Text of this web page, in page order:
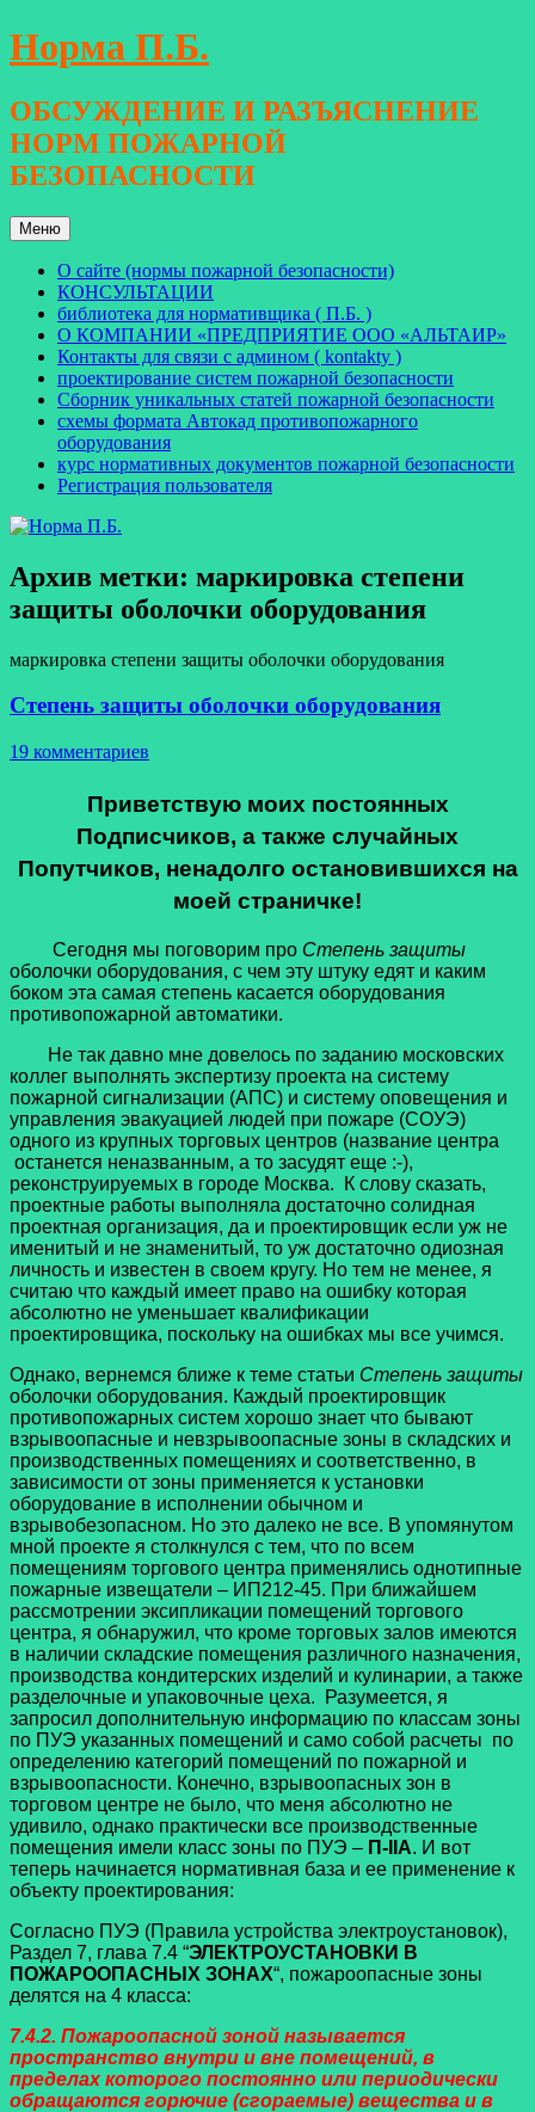
Перейти
к
Норма П.Б.
ОБСУЖДЕНИЕ И РАЗЪЯСНЕНИЕ
НОРМ ПОЖАРНОЙ
БЕЗОПАСНОСТИ
Меню
О сайте (нормы пожарной безопасности)
КОНСУЛЬТАЦИИ
библиотека для нормативщика ( П.Б. )
О КОМПАНИИ «ПРЕДПРИЯТИЕ ООО «АЛЬТАИР»
Контакты для связи с админом ( kontakty )
проектирование систем пожарной безопасности
Сборник уникальных статей пожарной безопасности
схемы формата Автокад противопожарного
оборудования
курс нормативных документов пожарной безопасности
Регистрация пользователя
Архив метки: маркировка степени
защиты оболочки оборудования
маркировка степени защиты оболочки оборудования
Степень защиты оболочки оборудования
19 комментариев
Приветствую моих постоянных
Подписчиков, а также случайных
Попутчиков, ненадолго остановившихся на
моей страничке!
Сегодня мы поговорим про Степень защиты
оболочки оборудования, с чем эту штуку едят и каким
боком эта самая степень касается оборудования
противопожарной автоматики.
Не так давно мне довелось по заданию московских
коллег выполнять экспертизу проекта на систему
пожарной сигнализации (АПС) и систему оповещения и
управления эвакуацией людей при пожаре (СОУЭ)
одного из крупных торговых центров (название центра
останется неназванным, а то засудят еще :-),
реконструируемых в городе Москва. К слову сказать,
проектные работы выполняла достаточно солидная
проектная организация, да и проектировщик если уж не
именитый и не знаменитый, то уж достаточно одиозная
личность и известен в своем кругу. Но тем не менее, я
считаю что каждый имеет право на ошибку которая
абсолютно не уменьшает квалификации
проектировщика, поскольку на ошибках мы все учимся.
Однако, вернемся ближе к теме статьи Степень защиты
оболочки оборудования. Каждый проектировщик
противопожарных систем хорошо знает что бывают
взрывоопасные и невзрывоопасные зоны в складских и
производственных помещениях и соответственно, в
зависимости от зоны применяется к установки
оборудование в исполнении обычном и
взрывобезопасном. Но это далеко не все. В упомянутом
мной проекте я столкнулся с тем, что по всем
помещениям торгового центра применялись однотипные
пожарные извещатели – ИП212-45. При ближайшем
рассмотрении эксипликации помещений торгового
центра, я обнаружил, что кроме торговых залов имеются
в наличии складские помещения различного назначения,
производства кондитерских изделий и кулинарии, а также
разделочные и упаковочные цеха. Разумеется, я
запросил дополнительную информацию по классам зоны
по ПУЭ указанных помещений и само собой расчеты по
определению категорий помещений по пожарной и
взрывоопасности. Конечно, взрывоопасных зон в
торговом центре не было, что меня абсолютно не
удивило, однако практически все производственные
помещения имели класс зоны по ПУЭ – П-IIA. И вот
теперь начинается нормативная база и ее применение к
объекту проектирования:
Согласно ПУЭ (Правила устройства электроустановок),
Раздел 7, глава 7.4 “ЭЛЕКТРОУСТАНОВКИ В
ПОЖАРООПАСНЫХ ЗОНАХ“, пожароопасные зоны
делятся на 4 класса:
7.4.2. Пожароопасной зоной называется
пространство внутри и вне помещений, в
пределах которого постоянно или периодически
обращаются горючие (сгораемые) вещества и в